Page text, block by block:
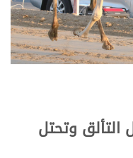
وتحتل